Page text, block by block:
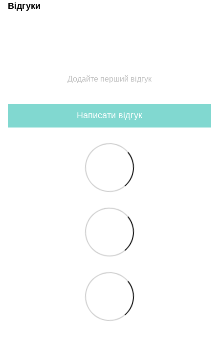
Відгуки
Додайте перший відгук
Написати відгук